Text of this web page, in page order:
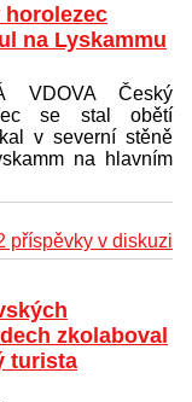
horolezec
na Lyskammu
VDOVA Český
se stal obětí
v severní stěně
na hlavním
příspěvky v diskuzi
zkolaboval
turista